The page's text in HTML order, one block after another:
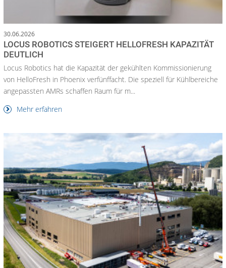
30.06.2026
LOCUS ROBOTICS STEIGERT HELLOFRESH KAPAZITÄT
DEUTLICH
Locus Robotics hat die Kapazität der gekühlten Kommissionierung
von HelloFresh in Phoenix verfünffacht. Die speziell für Kühlbereiche
angepassten AMRs schaffen Raum für m...
Mehr erfahren